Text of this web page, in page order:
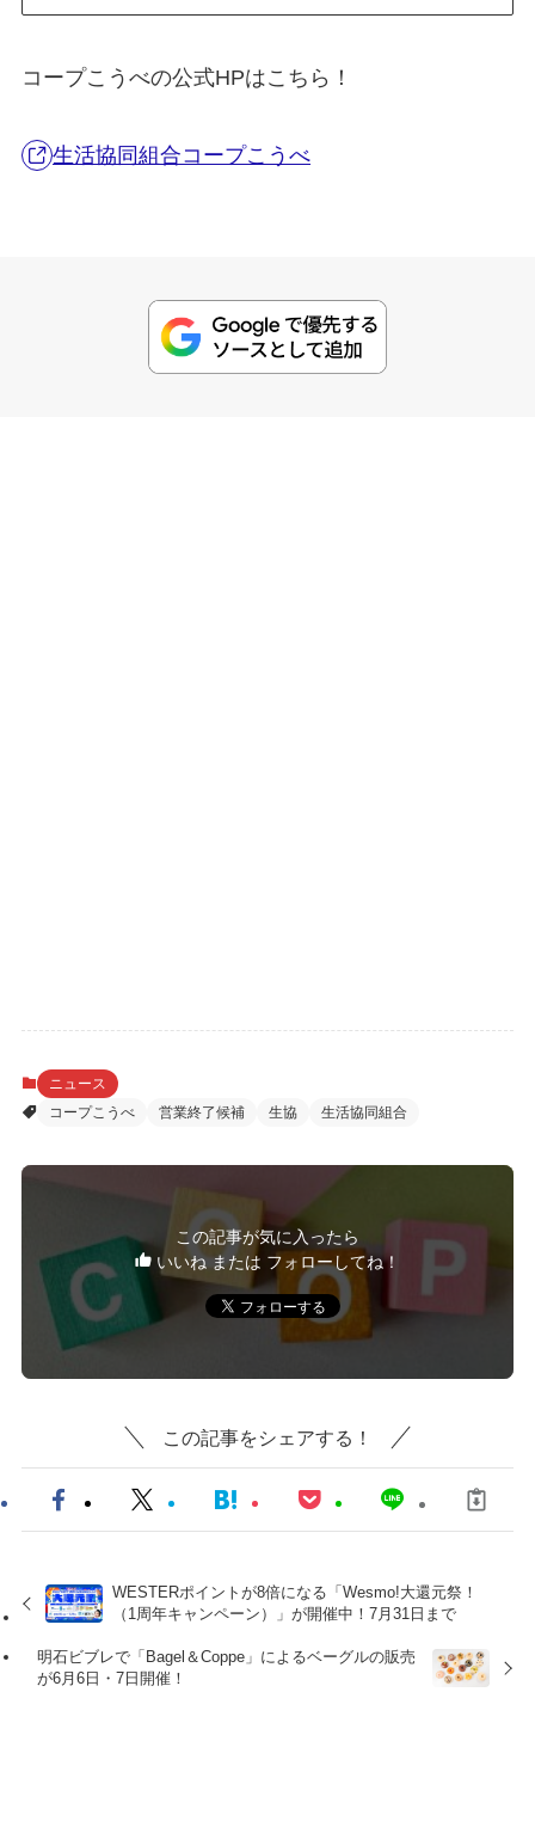
コープこうべの公式HPはこちら！
生活協同組合コープこうべ
ニュース
コープこうべ
営業終了候補 生協 生活協同組合
この記事が気に入ったら
いいね または フォローしてね！
この記事をシェアする！
WESTERポイントが8倍になる「Wesmo!大還元祭！
（1周年キャンペーン）」が開催中！7月31日まで
明石ビブレで「Bagel＆Coppe」によるベーグルの販売
が6月6日・7日開催！